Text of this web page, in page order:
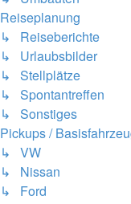
Reiseplanung
↳ Reiseberichte
↳ Urlaubsbilder
↳ Stellplätze
↳ Spontantreffen
↳ Sonstiges
Pickups /
↳ VW
↳ Nissan
↳ Ford